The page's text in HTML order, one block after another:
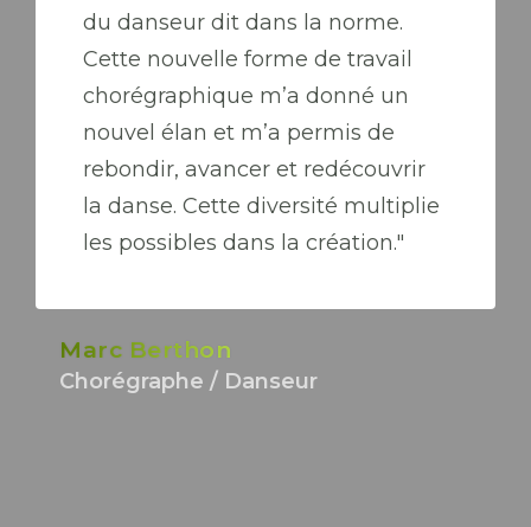
du danseur dit dans la norme.
Cette nouvelle forme de travail
chorégraphique m’a donné un
nouvel élan et m’a permis de
rebondir, avancer et redécouvrir
la danse. Cette diversité multiplie
les possibles dans la création."
Marc Berthon
Chorégraphe / Danseur